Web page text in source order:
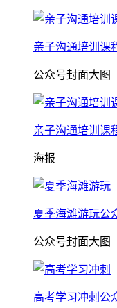
亲子沟通培训课
公众号封面大图
亲子沟通培训课
海报
夏季海滩游玩公
公众号封面大图
高考学习冲刺公